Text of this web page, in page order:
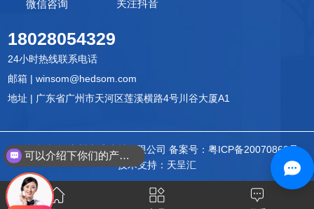
微信咨询 关注抖音
18028054329
24小时热线联系电话
邮箱 | winsom@hedsom.com
地址 | 广东省广州市天河区莲溪横路4号川谷大厦A1
© 版权所有 广州惠璞建材有限公司 备案号： 粤ICP备20070868号
技术支持：天呈汇
可以介绍下你们的产品么？